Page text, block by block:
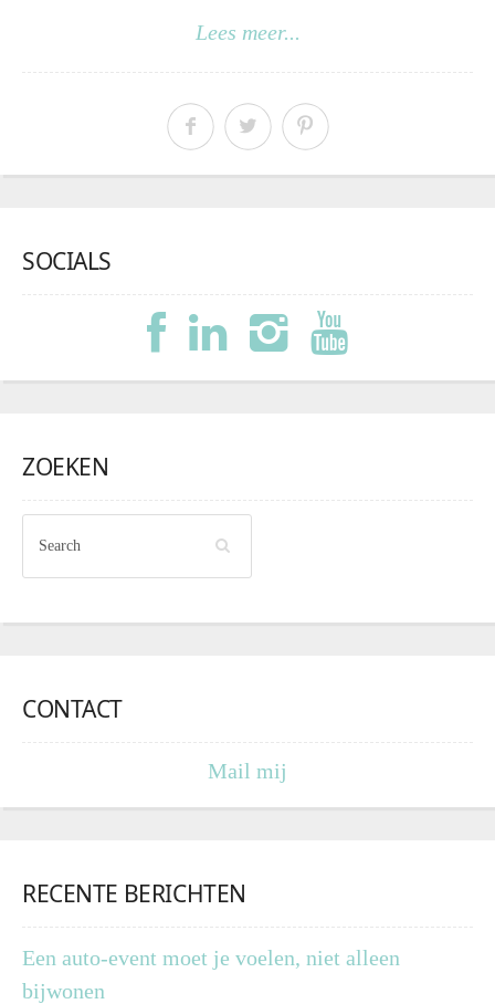
Lees meer...
SOCIALS
ZOEKEN
CONTACT
Mail mij
RECENTE BERICHTEN
Een auto-event moet je voelen, niet alleen
bijwonen